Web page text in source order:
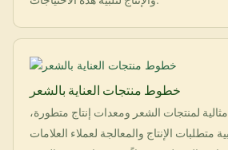
خطوط منتجات العناية بالشعر
لمنتجات الشعر ومعدات إنتاج متطورة،
متطلبات الإنتاج والمعالجة لعملاء العلامات